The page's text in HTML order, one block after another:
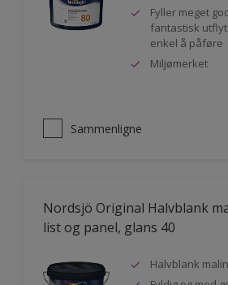
Fyller meget
fantastisk
enkel å påføre
Miljømerket
Sammenligne
Nordsjö Original Halvblank
list og panel, glans 40
Halvblank